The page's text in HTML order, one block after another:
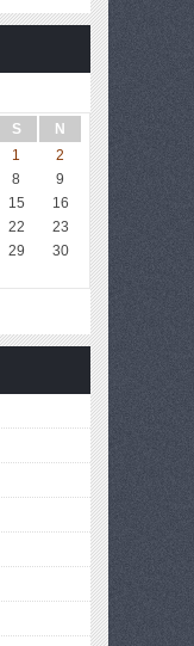
S
N
1
2
8
9
15
16
22
23
29
30